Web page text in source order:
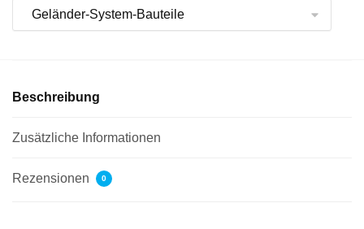
Beschreibung
Zusätzliche Informationen
Rezensionen 0